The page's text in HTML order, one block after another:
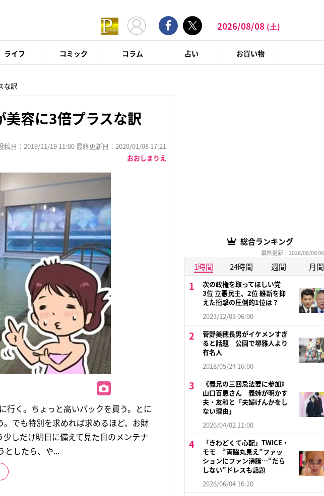
2026/08/08 (土)
ライフ コミック コラム 占い お買い物
な訳
美容に3倍プラスな訳
稿日：2019/11/19 11:00 最終更新日：2020/01/08 17:21
おおしまりえ
行く。ちょっと高いパックを買う。とに
でも特別を求めれば求めるほど、お財
しだけ明日に備えて見た目のメンテナ
としたら、や...
総合ランキング
最終更新：2026/08/08
1時間 24時間 週間 月間
次の政権を取ってほしい党
3位 立憲民主、2位 維新を抑
えた衝撃の圧倒的1位は？
2023/12/03 06:00
菅野美穂長男がイケメンすぎ
ると話題 公園で堺雅人より
有名人
2018/05/24 16:00
《義兄の三回忌法要に参加》
山口百恵さん 義姉が明かす
夫・友和と「夫婦げんかをし
ない理由」
2026/04/02 11:00
「きわどくて心配」TWICE・
モモ “両脇丸見え”ファッ
ションにファン沸騰…“だら
しない”ドレスも話題
2026/06/04 16:20